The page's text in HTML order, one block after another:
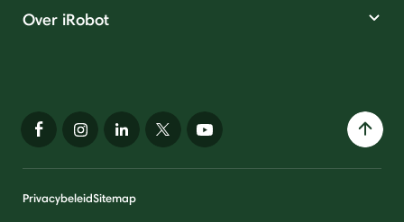
Over iRobot
PrivacybeleidSitemap